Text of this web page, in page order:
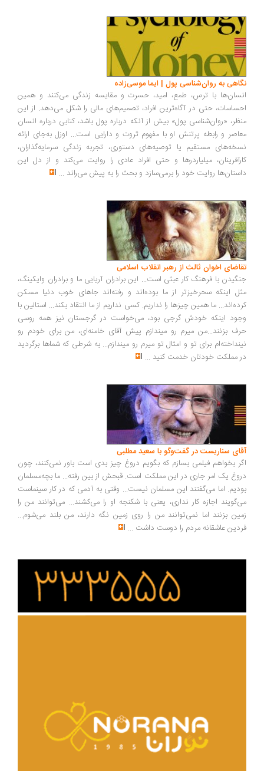
به روان‌شناسی پول | ایما موسی‌زاده
با ترس، طمع، امید، حسرت و مقایسه زندگی می‌کنند و همین
حتی در آگاه‌ترین افراد، تصمیم‌های مالی را شکل می‌دهد. از این
«روان‌شناسی پول» بیش از آنکه درباره پول باشد، کتابی درباره انسان
و رابطه پرتنش او با مفهوم ثروت و دارایی است... اوزل به‌جای ارائه
مستقیم یا توصیه‌های دستوری، تجربه زندگی سرمایه‌گذاران،
میلیاردرها و حتی افراد عادی را روایت می‌کند و از دل این
روایت خود را برمی‌سازد و بحث را به پیش می‌راند ...
اخوان ثالث از رهبر انقلاب اسلامی
با فرهنگ کار عبثی است... این برادران آریایی ما و برادران وایکینگ،
اینکه سحرخیزتر از ما بوده‌اند و رفته‌اند جاهای خوب دنیا مسکن
ما همین چیزها را نداریم. کسی نداریم از ما انتقاد بکند... استالین با
اینکه خودش گرجی بود، می‌خواست در گرجستان نیز همه روسی
بزنند...من میرم رو میندازم پیش آقای خامنه‌ای، من برای خودم رو
برای تو و امثال تو میرم رو میندازم... به شرطی که شماها برگردید
مملکت خودتان خدمت کنید...
سناریست در گفت‌وگو با سعید مطلبی
بخواهم فیلمی بسازم که بگویم دروغ چیز بدی است باور نمی‌کنند، چون
یک امر جاری در این مملکت است. قبحش از بین رفته... ما بچه‌مسلمان
اما می‌گفتند این مسلمان نیست... وقتی به آدمی که در کار سینماست
اجازه کار نداری، یعنی با شکنجه او را می‌کشند... می‌توانند من را
بزنند اما نمی‌توانند من را روی زمین نگه دارند، من بلند می‌شوم...
عاشقانه مردم را دوست داشت ...